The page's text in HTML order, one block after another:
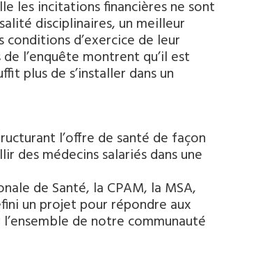
les incitations financières ne sont
disciplinaires, un meilleur
d’exercice de leur
l’enquête montrent qu’il est
plus de s’installer dans un
l’offre de santé de façon
des médecins salariés dans une
de Santé, la CPAM, la MSA,
un projet pour répondre aux
de notre communauté